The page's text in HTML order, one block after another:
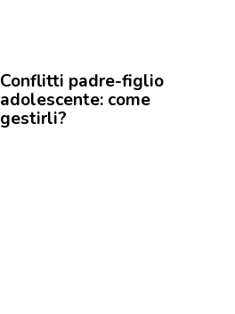
Conflitti padre-figlio
adolescente: come
gestirli?